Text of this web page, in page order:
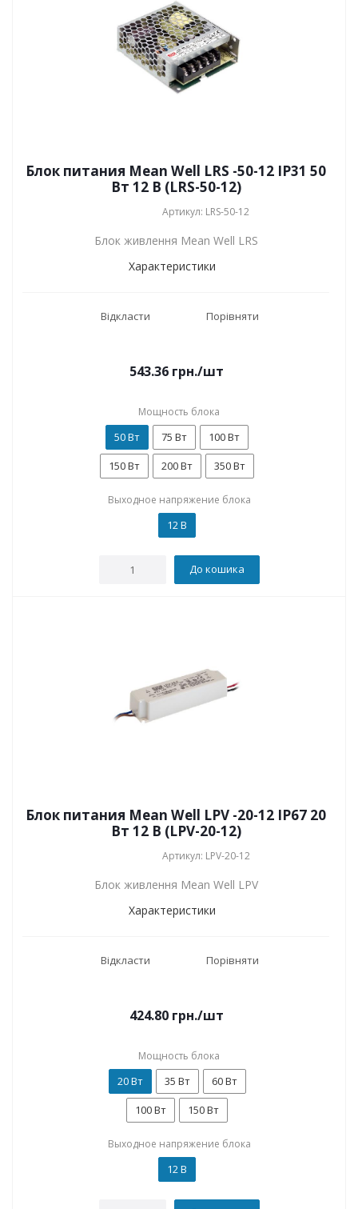
Блок питания Mean Well LRS -50-12 IP31 50
Вт 12 В (LRS-50-12)
Артикул: LRS-50-12
Блок живлення Mean Well LRS
Характеристики
Відкласти Порівняти
543.36грн./шт
Мощность блока
50 Вт 75 Вт
100 Вт
150 Вт
200 Вт 350 Вт
Выходное напряжение блока
12 В
До кошика
Блок питания Mean Well LPV -20-12 IP67 20
Вт 12 В (LPV-20-12)
Артикул: LPV-20-12
Блок живлення Mean Well LPV
Характеристики
Відкласти Порівняти
424.80грн./шт
Мощность блока
20 Вт 35 Вт
60 Вт
100 Вт
150 Вт
Выходное напряжение блока
12 В